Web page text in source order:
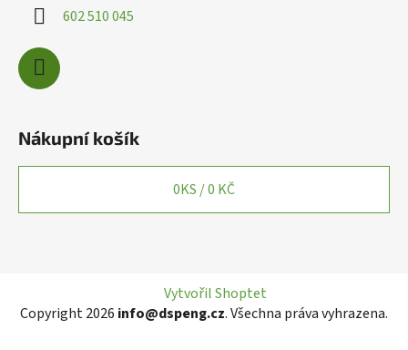
602 510 045
Nákupní košík
0KS /0 KČ
Vytvořil Shoptet
Copyright 2026 info@dspeng.cz. Všechna práva vyhrazena.